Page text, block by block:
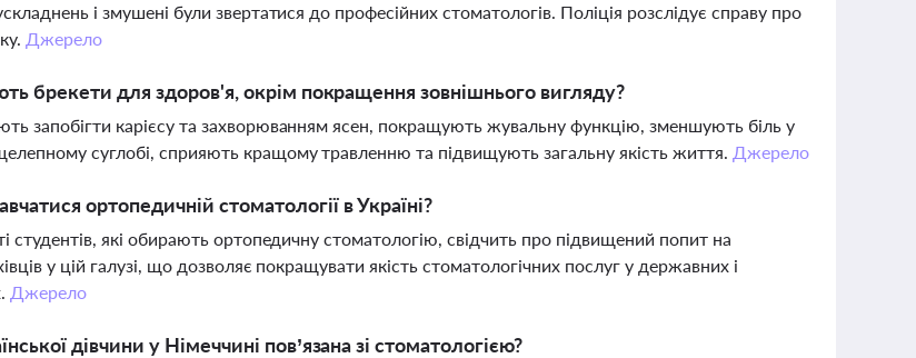
і змушені були звертатися до професійних стоматологів. Поліція розслідує справу про
Джерело
брекети для здоров'я, окрім покращення зовнішнього вигляду?
запобігти карієсу та захворюванням ясен, покращують жувальну функцію, зменшують біль у
суглобі, сприяють кращому травленню та підвищують загальну якість життя. Джерело
ортопедичній стоматології в Україні?
студентів, які обирають ортопедичну стоматологію, свідчить про підвищений попит на
у цій галузі, що дозволяє покращувати якість стоматологічних послуг у державних і
Джерело
дівчини у Німеччині пов’язана зі стоматологією?